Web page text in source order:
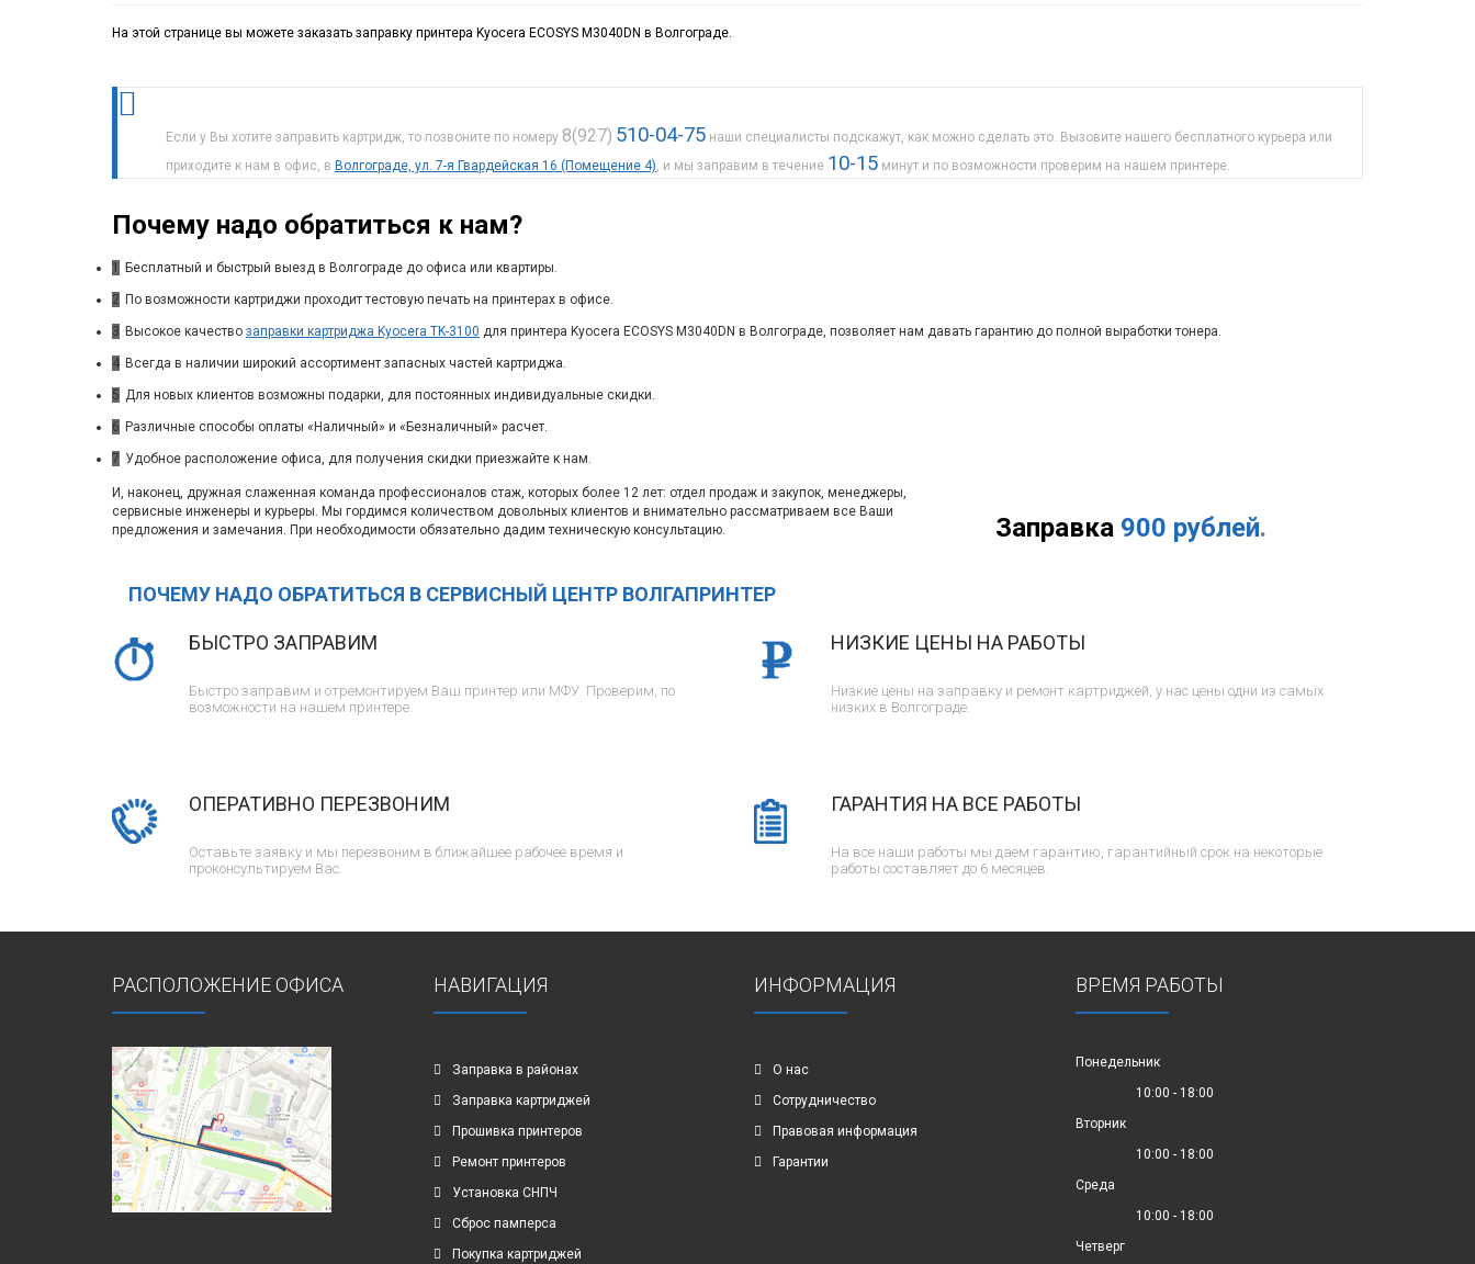
На этой странице вы можете заказать заправку принтера Kyocera ECOSYS M3040DN в Волгограде.
Если у Вы хотите заправить картридж, то позвоните по номеру 8(927) 510-04-75 наши специалисты подскажут, как можно сделать это. Вызовите нашего бесплатного курьера или
приходите к нам в офис, в Волгограде, ул. 7-я Гвардейская 16 (Помещение 4) , и мы заправим в течение 10-15 минут и по возможности проверим на нашем принтере.
Почему надо обратиться к нам?
1 Бесплатный и быстрый выезд в Волгограде до офиса или квартиры.
2 По возможности картриджи проходит тестовую печать на принтерах в офисе.
3 Высокое качество заправки картриджа Kyocera TK-3100 для принтера Kyocera ECOSYS M3040DN в Волгограде, позволяет нам давать гарантию до полной выработки тонера.
4 Всегда в наличии широкий ассортимент запасных частей картриджа.
5 Для новых клиентов возможны подарки, для постоянных индивидуальные скидки.
6 Различные способы оплаты «Наличный» и «Безналичный» расчет.
7 Удобное расположение офиса, для получения скидки приезжайте к нам.
Заправка 900 рублей.
И, наконец, дружная слаженная команда профессионалов стаж, которых более 12 лет: отдел продаж и закупок, менеджеры,
сервисные инженеры и курьеры. Мы гордимся количеством довольных клиентов и внимательно рассматриваем все Ваши
предложения и замечания. При необходимости обязательно дадим техническую консультацию.
ПОЧЕМУ НАДО ОБРАТИТЬСЯ В СЕРВИСНЫЙ ЦЕНТР ВОЛГАПРИНТЕР
БЫСТРО ЗАПРАВИМ
Быстро заправим и отремонтируем Ваш принтер или МФУ. Проверим, по
возможности на нашем принтере.
ОПЕРАТИВНО ПЕРЕЗВОНИМ
Оставьте заявку и мы перезвоним в ближайшее рабочее время и
проконсультируем Вас.
НИЗКИЕ ЦЕНЫ НА РАБОТЫ
Низкие цены на заправку и ремонт картриджей, у нас цены одни из самых
низких в Волгограде.
ГАРАНТИЯ НА ВСЕ РАБОТЫ
На все наши работы мы даем гарантию, гарантийный срок на некоторые
работы составляет до 6 месяцев.
РАСПОЛОЖЕНИЕ ОФИСА НАВИГАЦИЯ
Заправка в районах
Заправка картриджей
Прошивка принтеров
Ремонт принтеров
Установка СНПЧ
Сброс памперса
Покупка картриджей
ИНФОРМАЦИЯ
О нас
Сотрудничество
Правовая информация
Гарантии
ВРЕМЯ РАБОТЫ
Понедельник
10:00 - 18:00
Вторник
10:00 - 18:00
Среда
10:00 - 18:00
Четверг